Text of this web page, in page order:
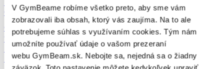
V GymBeame robíme všetko preto, aby sme vám
zobrazovali iba obsah, ktorý vás zaujíma. Na to ale
potrebujeme súhlas s využívaním cookies. Tým nám
umožníte používať údaje o vašom prezeraní
webu GymBeam.sk. Nebojte sa, nejedná sa o žiadny
Strukoviny
Ostatné fitness jedlo
Orechové maslá
100 % orechové maslá
Sladké orechové maslá
Proteínové orechové maslá